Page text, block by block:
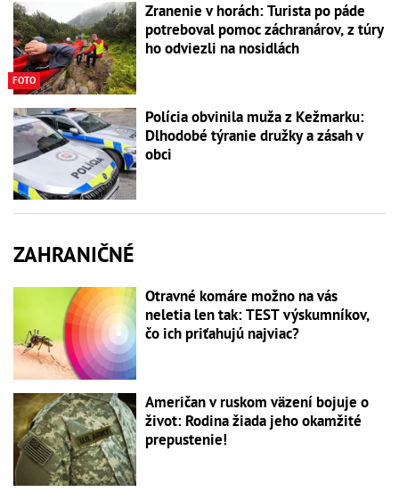
FOTO
Zranenie v horách: Turista po páde
potreboval pomoc záchranárov, z túry
ho odviezli na nosidlách
Polícia obvinila muža z Kežmarku:
Dlhodobé týranie družky a zásah v
obci
ZAHRANIČNÉ
Otravné komáre možno na vás
neletia len tak: TEST výskumníkov,
čo ich priťahujú najviac?
Američan v ruskom väzení bojuje o
život: Rodina žiada jeho okamžité
prepustenie!